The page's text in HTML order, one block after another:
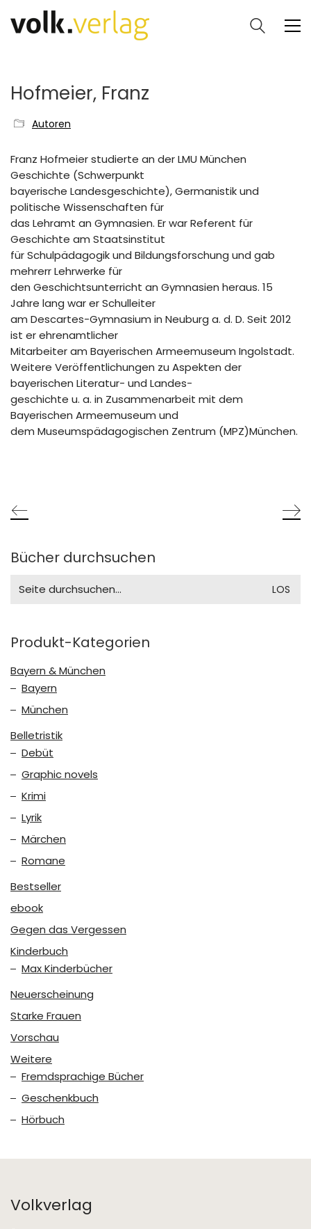
Hofmeier, Franz
Autoren
Franz Hofmeier studierte an der LMU München
Geschichte (Schwerpunkt
bayerische Landesgeschichte), Germanistik und
politische Wissenschaften für
das Lehramt an Gymnasien. Er war Referent für
Geschichte am Staatsinstitut
für Schulpädagogik und Bildungsforschung und gab
mehrerr Lehrwerke für
den Geschichtsunterricht an Gymnasien heraus. 15
Jahre lang war er Schulleiter
am Descartes-Gymnasium in Neuburg a. d. D. Seit 2012
ist er ehrenamtlicher
Mitarbeiter am Bayerischen Armeemuseum Ingolstadt.
Weitere Veröffentlichungen zu Aspekten der
bayerischen Literatur- und Landes-
geschichte u. a. in Zusammenarbeit mit dem
Bayerischen Armeemuseum und
dem Museumspädagogischen Zentrum (MPZ)München.
Bücher durchsuchen
for:
Produkt-Kategorien
Bayern & München
Bayern
München
Belletristik
Debüt
Graphic novels
Krimi
Lyrik
Märchen
Romane
Bestseller
ebook
Gegen das Vergessen
Kinderbuch
Max Kinderbücher
Neuerscheinung
Starke Frauen
Vorschau
Weitere
Fremdsprachige Bücher
Geschenkbuch
Hörbuch
Volkverlag